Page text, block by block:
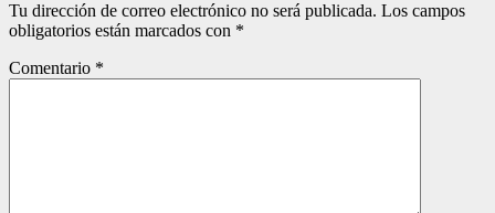
Tu dirección de correo electrónico no será publicada. Los campos
obligatorios están marcados con *
Comentario *